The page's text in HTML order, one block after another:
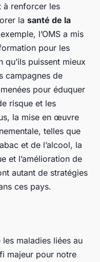
à renforcer les
la santé de la
l’OMS a mis
pour les
puissent mieux
campagnes de
pour éduquer
risque et les
la mise en œuvre
telles que
et de l’alcool, la
et l’amélioration de
autant de stratégies
ces pays.
maladies liées au
majeur pour notre